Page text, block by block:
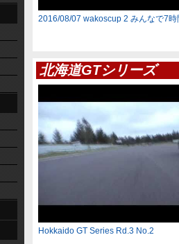
2016/08/07 wakoscup 2 みんなで7時
北海道GTシリーズ
Hokkaido GT Series Rd.3 No.2